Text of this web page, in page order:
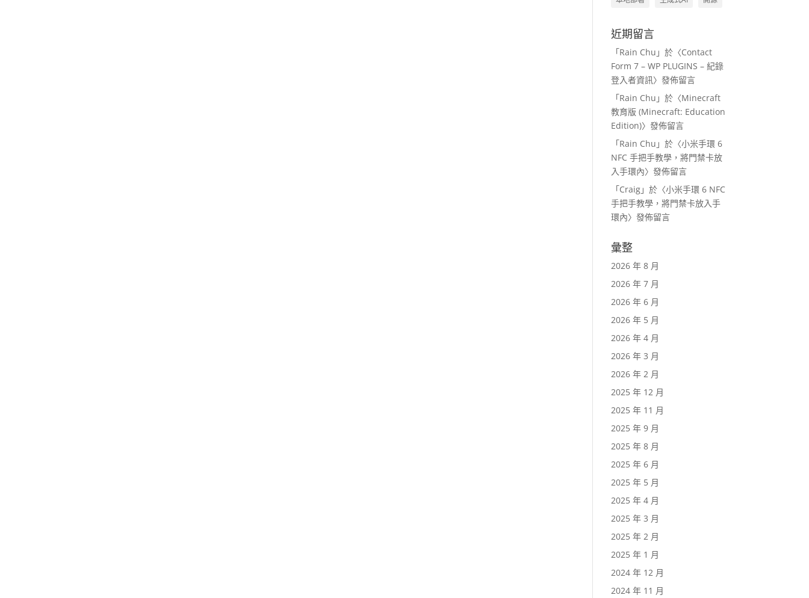
近期留言
「Rain Chu 」於〈Contact
Form 7 – WP PLUGINS – 紀錄
登入者資訊〉發佈留言
「Rain Chu 」於〈Minecraft
教育版 (Minecraft: Education
Edition)〉發佈留言
「Rain Chu 」於〈小米手環 6
NFC 手把手教學，將門禁卡放
入手環內〉發佈留言
「Craig 」於〈小米手環 6 NFC
手把手教學，將門禁卡放入手
環內〉發佈留言
彙整
2026 年 8 月
2026 年 7 月
2026 年 6 月
2026 年 5 月
2026 年 4 月
2026 年 3 月
2026 年 2 月
2025 年 12 月
2025 年 11 月
2025 年 9 月
2025 年 8 月
2025 年 6 月
2025 年 5 月
2025 年 4 月
2025 年 3 月
2025 年 2 月
2025 年 1 月
2024 年 12 月
2024 年 11 月